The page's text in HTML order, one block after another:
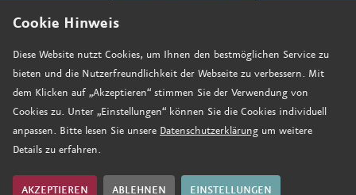
Cookie Hinweis
Diese Website nutzt Cookies, um Ihnen den bestmöglichen Service zu
bieten und die Nutzerfreundlichkeit der Webseite zu verbessern. Mit
dem Klicken auf „Akzeptieren“ stimmen Sie der Verwendung von
Cookies zu. Unter „Einstellungen“ können Sie die Cookies individuell
anpassen. Bitte lesen Sie unsere Datenschutzerklärung um weitere
Details zu erfahren.
AKZEPTIEREN ABLEHNEN EINSTELLUNGEN
Kontakt
Stellenangebote
Anfahrt
Jetzt spenden
Datenschutz